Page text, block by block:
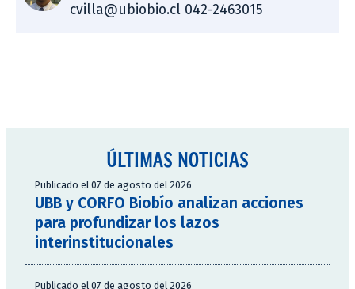
cvilla@ubiobio.cl 042-2463015
ÚLTIMAS NOTICIAS
Publicado el 07 de agosto del 2026
UBB y CORFO Biobío analizan acciones
para profundizar los lazos
interinstitucionales
Publicado el 07 de agosto del 2026